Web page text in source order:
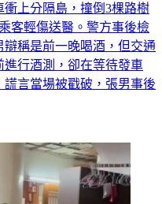
上分隔島，撞倒3棵路樹
客輕傷送醫。警方事後檢
稱是前一晚喝酒，但交通
行酒測，卻在等待發車
言當場被戳破，張男事後